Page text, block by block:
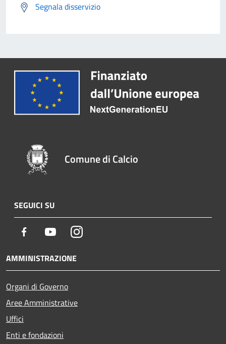
Segnala disservizio
Comune di Calcio
SEGUICI SU
Facebook YoutubeInstagram
AMMINISTRAZIONE
Organi di Governo
Aree Amministrative
Uffici
Enti e fondazioni